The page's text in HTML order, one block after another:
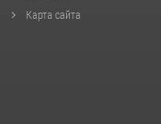
Карта сайта